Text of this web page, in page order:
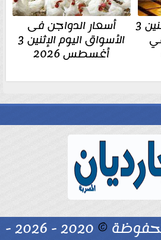
سعر الذهب اليوم الاثنين 3
في
أسعار الدواجن فى
الأسواق اليوم الإثنين 3
أغسطس 2026
©
2020 - 2026 -